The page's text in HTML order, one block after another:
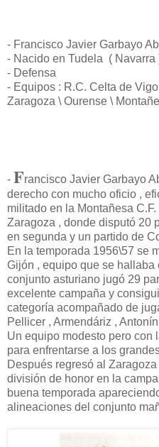
- Francisco Javier Garbayo
- Nacido en Tudela ( Navarra
- Defensa
- Equipos : R.C. Celta de
Zaragoza \ Ourense \
- Francisco Javier Garbayo
derecho con mucho oficio ,
militado en la Montañesa
Zaragoza , donde disputó 20
en segunda y un partido de
En la temporada 1956\57 se
Gijón , equipo que se hallaba
conjunto asturiano jugó 29
excelente campaña y
categoría acompañado de
Pellicer , Armendáriz ,
Un equipo modesto pero con
para enfrentarse a los
Después regresó al
división de honor en la
buena temporada
alineaciones del conjunto